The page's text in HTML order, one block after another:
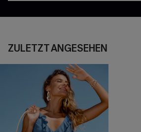
ZULETZT ANGESEHEN